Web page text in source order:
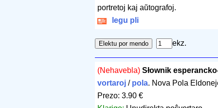
portretoj kaj aŭtografoj.
legu pli
ekz.
(Nehavebla) Słownik
vortaroj / pola. Nova Pola
Prezo: 3.90 €